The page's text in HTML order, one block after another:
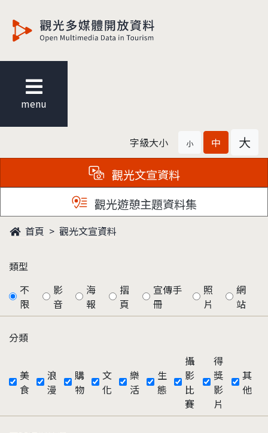
menu
字級大小 小 中 大
觀光文宣資料
觀光遊憩主題資料集
首頁 觀光文宣資料
類型
不
限
影
音
海
報
摺
頁
宣傳手
冊
照
片
網
站
分類
美
食
浪
漫
購
物
文
化
樂
活
生
態
攝
影
比
賽
得
獎
影
片
其
他